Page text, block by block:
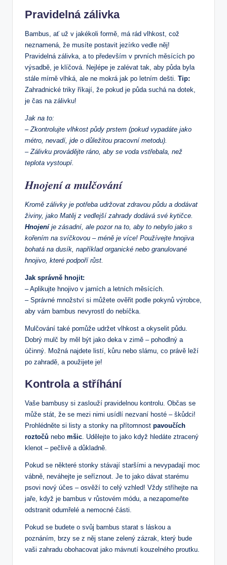
Pravidelná zálivka
Bambus, ať už v jakékoli formě, má rád vlhkost, což
neznamená, že musíte postavit jezírko vedle něj!
Pravidelná zálivka, a to především v prvních měsících po
výsadbě, je klíčová. Nejlépe je zalévat tak, aby půda byla
stále mírně vlhká, ale ne mokrá jak po letním dešti. Tip:
Zahradnické triky říkají, že pokud je půda suchá na dotek,
je čas na zálivku!
Jak na to:
– Zkontrolujte vlhkost půdy prstem (pokud vypadáte jako
métro, nevadí, jde o důležitou pracovní metodu).
– Zálivku provádějte ráno, aby se voda vstřebala, než
teplota vystoupí.
Hnojení a mulčování
Kromě zálivky je potřeba udržovat zdravou půdu a dodávat
živiny, jako Matěj z vedlejší zahrady dodává své kytičce.
Hnojeníje zásadní, ale pozor na to, aby to nebylo jako s
kořením na svíčkovou – méně je více! Používejte hnojiva
bohatá na dusík, například organické nebo granulované
hnojivo, které podpoří růst.
Jak správně hnojit:
– Aplikujte hnojivo v jarních a letních měsících.
– Správné množství si můžete ověřit podle pokynů výrobce,
aby vám bambus nevyrostl do nebíčka.
Mulčování také pomůže udržet vlhkost a okyselit půdu.
Dobrý mulč by měl být jako deka v zimě – pohodlný a
účinný. Možná najdete listí, kůru nebo slámu, co právě leží
po zahradě, a použijete je!
Kontrola a stříhání
Vaše bambusy si zaslouží pravidelnou kontrolu. Občas se
může stát, že se mezi nimi usídlí nezvaní hosté – škůdci!
Prohlédněte si listy a stonky na přítomnost pavoučích
roztočů nebo mšic. Udělejte to jako když hledáte ztracený
klenot – pečlivě a důkladně.
Pokud se některé stonky stávají staršími a nevypadají moc
vábně, neváhejte je seříznout. Je to jako dávat starému
psovi nový účes – osvěží to celý vzhled! Vždy stříhejte na
jaře, když je bambus v růstovém módu, a nezapomeňte
odstranit odumřelé a nemocné části.
Pokud se budete o svůj bambus starat s láskou a
poznáním, brzy se z něj stane zelený zázrak, který bude
vaši zahradu obohacovat jako mávnutí kouzelného proutku.